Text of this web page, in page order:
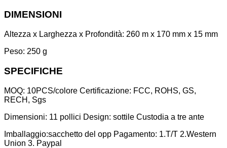
DIMENSIONI
Altezza x Larghezza x Profondità: 260 m x 170 mm x 15 mm
Peso: 250 g
SPECIFICHE
MOQ: 10PCS/colore Certificazione: FCC, ROHS, GS,
RECH, Sgs
Dimensioni: 11 pollici Design: sottile Custodia a tre ante
Imballaggio:sacchetto del opp Pagamento: 1.T/T 2.Western
Union 3. Paypal